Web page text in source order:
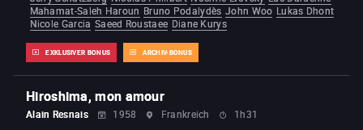
EXKLUSIVER BONUS ARCHIV-BONUS
Mahamat-Saleh Haroun Bruno Podalydès John Woo Lukas Dhont
Nicole Garcia Saeed Roustaee Diane Kurys
Hiroshima, mon amour
Alain Resnais 1958 Frankreich 1h31